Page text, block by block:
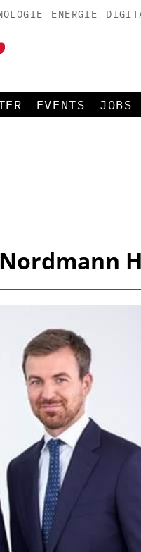
ENERGIE
EVENTS JOBS